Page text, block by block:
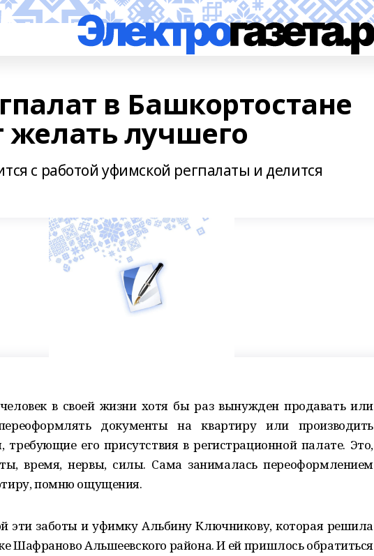
в Башкортостане
желать лучшего
с работой уфимской регпалаты и делится
в своей жизни хотя бы раз вынужден продавать или
документы на квартиру или производить
требующие его присутствия в регистрационной палате. Это,
время, нервы, силы. Сама занималась переоформлением
помню ощущения.
эти заботы и уфимку Альбину Ключникову, которая решила
Шафраново Альшеевского района. И ей пришлось обратиться